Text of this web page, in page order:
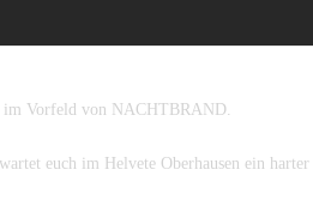
Vorfeld von NACHTBRAND.
euch im Helvete Oberhausen ein